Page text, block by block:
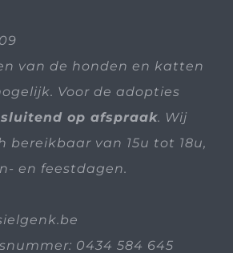
van de honden en katten
Voor de adopties
op afspraak. Wij
bereikbaar van 15u tot 18u,
en feestdagen.
0434 584 645